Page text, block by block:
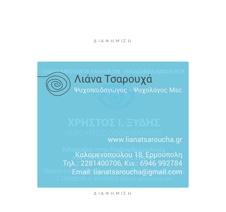
πάλι σε ισχύ τη Συμφωνία Σένγκεν εντός της
Κυριακής, 9 Αυγούστου
10 ώρες 55 λεπτά πρίν
ΔΙΑΦΉΜΙΣΗ
ΔΙΑΦΉΜΙΣΗ